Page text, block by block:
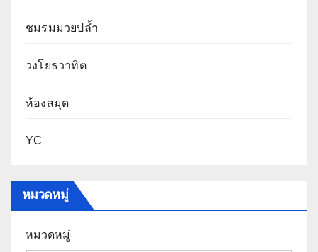
ชมรมมวยปล้ำ
วงโยธวาทิต
ห้องสมุด
YC
หมวดหมู่
หมวดหมู่